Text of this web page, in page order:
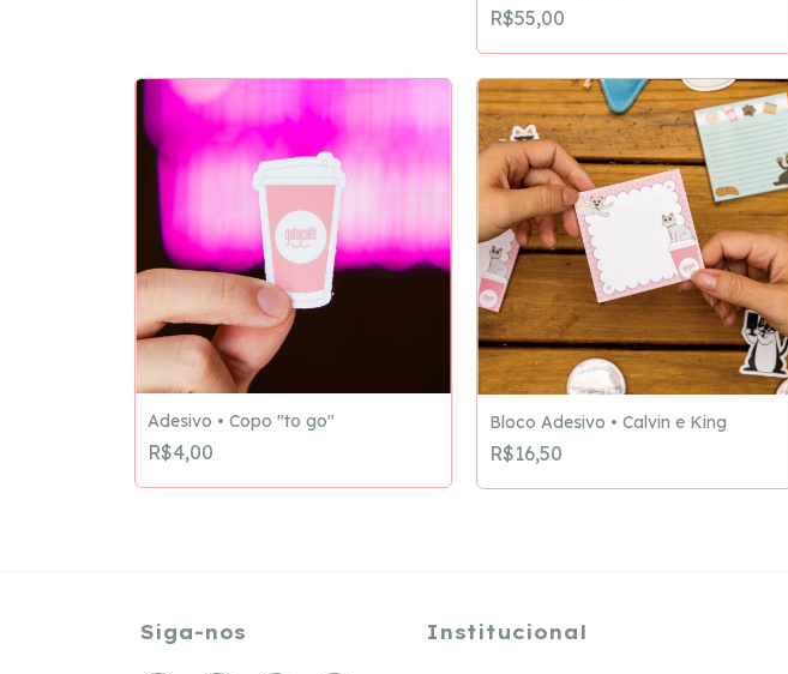
R$55,00
Adesivo • Copo "to go"
R$4,00
Bloco Adesivo • Calvin e King
R$16,50
Siga-nos Institucional